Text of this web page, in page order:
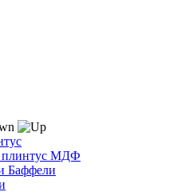
плинтус МДФ
Баффели